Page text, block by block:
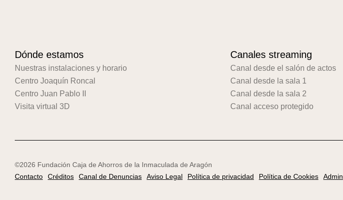
Dónde estamos
Nuestras instalaciones y horario
Centro Joaquín Roncal
Centro Juan Pablo II
Visita virtual 3D
Canales streaming
Canal desde el salón de actos
Canal desde la sala 1
Canal desde la sala 2
Canal acceso protegido
©2026 Fundación Caja de Ahorros de la Inmaculada de Aragón
Contacto
Créditos Canal de Denuncias Aviso Legal Política de privacidad Política de Cookies Admin